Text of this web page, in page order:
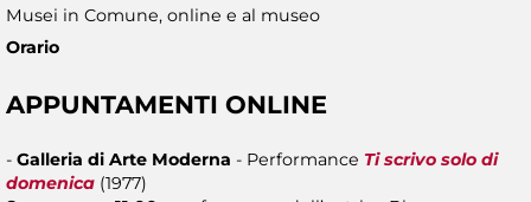
Musei in Comune, online e al museo
Orario
APPUNTAMENTI ONLINE
- Galleria di Arte Moderna - Performance Ti scrivo solo di
domenica (1977)